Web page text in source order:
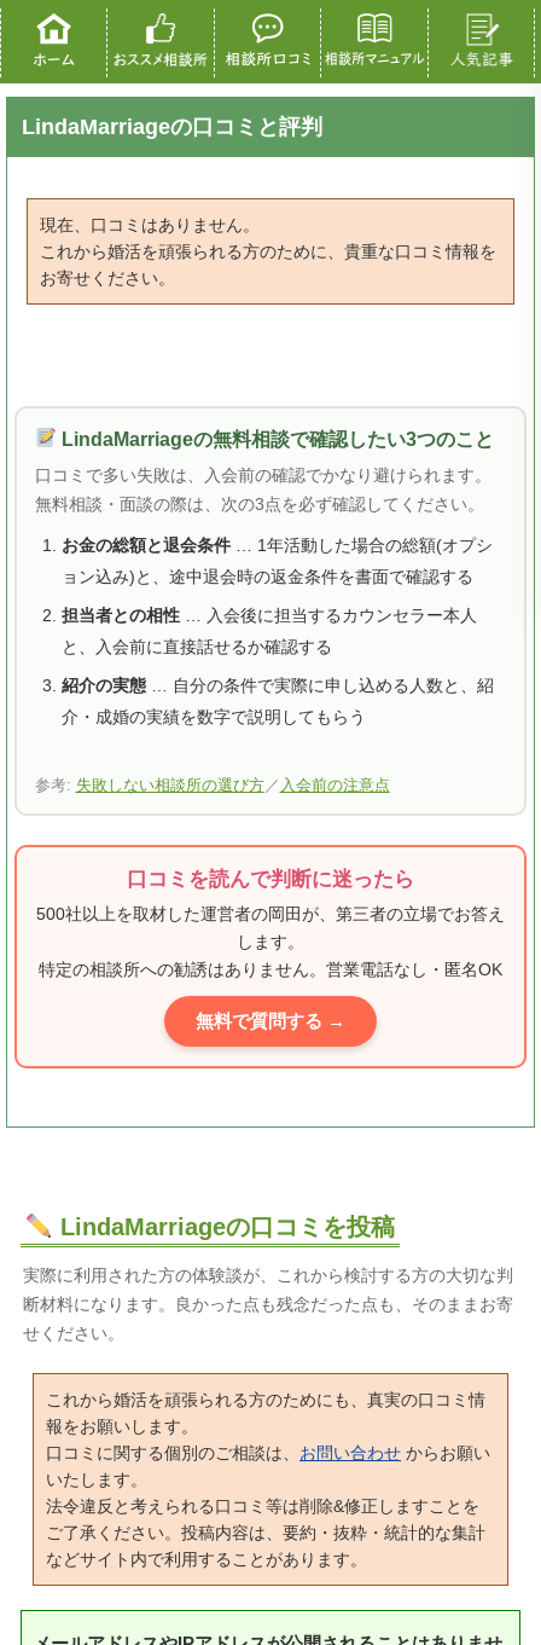
LindaMarriageの口コミと評判
現在、口コミはありません。
これから婚活を頑張られる方のために、貴重な口コミ情報を
お寄せください。
LindaMarriageの無料相談で確認したい3つのこと
口コミで多い失敗は、入会前の確認でかなり避けられます。
無料相談・面談の際は、次の3点を必ず確認してください。
お金の総額と退会条件… 1年活動した場合の総額(オプシ
ョン込み)と、途中退会時の返金条件を書面で確認する
担当者との相性… 入会後に担当するカウンセラー本人
と、入会前に直接話せるか確認する
紹介の実態… 自分の条件で実際に申し込める人数と、紹
介・成婚の実績を数字で説明してもらう
参考: 失敗しない相談所の選び方／ 入会前の注意点
口コミを読んで判断に迷ったら
500社以上を取材した運営者の岡田が、第三者の立場でお答え
します。
特定の相談所への勧誘はありません。営業電話なし・匿名OK
無料で質問する →
LindaMarriageの口コミを投稿
実際に利用された方の体験談が、これから検討する方の大切な判
断材料になります。良かった点も残念だった点も、そのままお寄
せください。
これから婚活を頑張られる方のためにも、真実の口コミ情
報をお願いします。
口コミに関する個別のご相談は、 お問い合わせ からお願い
いたします。
法令違反と考えられる口コミ等は削除&修正しますことを
ご了承ください。投稿内容は、要約・抜粋・統計的な集計
などサイト内で利用することがあります。